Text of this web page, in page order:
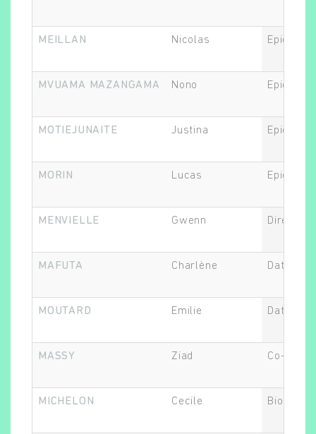
MEILLAN Nicolas
MVUAMA MAZANGAMA Nono
MOTIEJUNAITE Justina
MORIN Lucas
MENVIELLE Gwenn
MAFUTA Charlène Data
MOUTARD Emilie Data
MASSY Ziad Co-
MICHELON Cecile